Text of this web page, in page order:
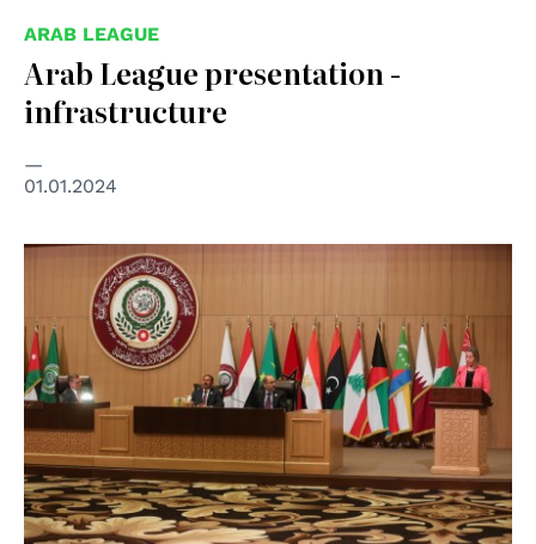
ARAB LEAGUE
Arab League presentation -
infrastructure
01.01.2024